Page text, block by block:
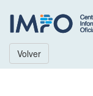
Volver